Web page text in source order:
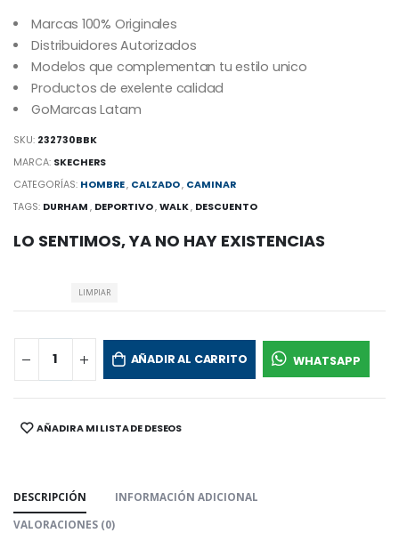
Marcas 100% Originales
Distribuidores Autorizados
Modelos que complementan tu estilo unico
Productos de exelente calidad
GoMarcas Latam
SKU: 232730BBK
MARCA: SKECHERS
CATEGORÍAS: HOMBRE, CALZADO, CAMINAR
TAGS: DURHAM , DEPORTIVO,WALK, DESCUENTO
LO SENTIMOS, YA NO HAY EXISTENCIAS
LIMPIAR
AÑADIR AL CARRITO WHATSAPP
SHARE:AÑADIR A MI LISTA DE DESEOS
DESCRIPCIÓN
INFORMACIÓN ADICIONAL
VALORACIONES (0)